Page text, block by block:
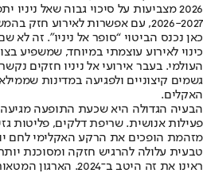
2026 מצביעות על סיכוי גבוה שאל
2026-2027, עם אפשרות לאירוע חזק בהמשך השנה.
כאן נכנס הביטוי “סופר אל ניניו”. זה
כינוי לאירוע עוצמתי במיוחד, שמשפיע
העולמי. בעבר אירועי אל ניניו חזקים
גשמים קיצוניים ולפגיעה במדינות
האקלים.
הבעיה הגדולה היא שכעת התופעה
פעילות אנושית. שריפת דלקים, פליטות
מזהמת הופכים את הרקע האקלימי לחם
טבעית עלולה להרגיש חזקה ומסוכנת
ראינו את זה היטב